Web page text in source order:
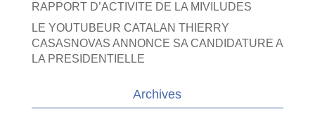
RAPPORT D’ACTIVITE DE LA MIVILUDES
LE YOUTUBEUR CATALAN THIERRY
CASASNOVAS ANNONCE SA CANDIDATURE A
LA PRESIDENTIELLE
Archives